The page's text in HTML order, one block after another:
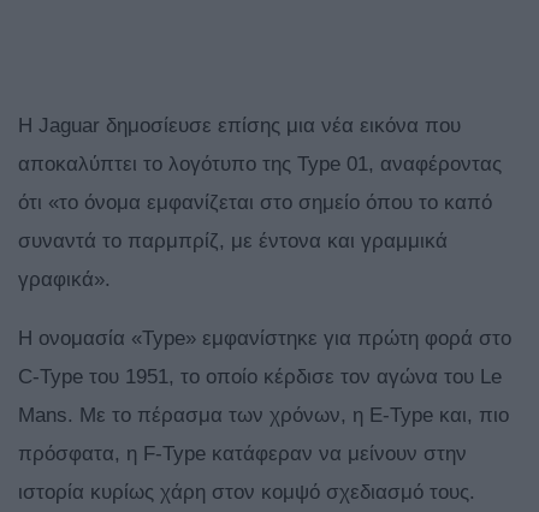
Η Jaguar δημοσίευσε επίσης μια νέα εικόνα που
αποκαλύπτει το λογότυπο της Type 01, αναφέροντας
ότι «το όνομα εμφανίζεται στο σημείο όπου το καπό
συναντά το παρμπρίζ, με έντονα και γραμμικά
γραφικά».
Η ονομασία «Type» εμφανίστηκε για πρώτη φορά στο
C-Type του 1951, το οποίο κέρδισε τον αγώνα του Le
Mans. Με το πέρασμα των χρόνων, η E-Type και, πιο
πρόσφατα, η F-Type κατάφεραν να μείνουν στην
ιστορία κυρίως χάρη στον κομψό σχεδιασμό τους.